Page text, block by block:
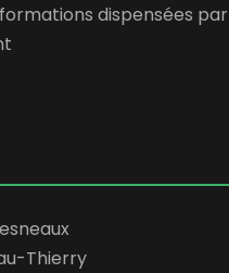
dispensées par
Thierry